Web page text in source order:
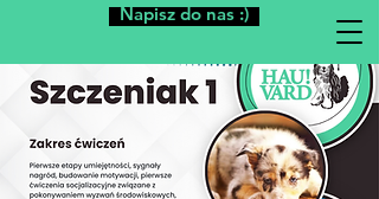
Napisz do nas :)